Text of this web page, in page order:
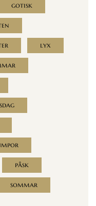
gotisk
lyx
påsk
sommar